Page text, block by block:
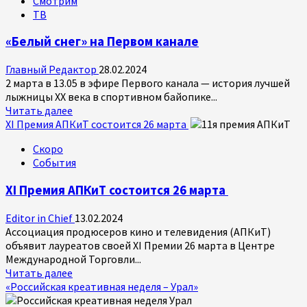
Урал»
ТВ
«Белый снег» на Первом канале
Главный Редактор 28.02.2024
2 марта в 13.05 в эфире Первого канала — история лучшей
лыжницы XX века в спортивном байопике...
Читать далее
больше
снег»
Первом
XI Премия АПКиТ состоится 26 марта
Скоро
События
XI Премия АПКиТ состоится 26 марта
Editor in Chief 13.02.2024
Ассоциация продюсеров кино и телевидения (АПКиТ)
объявит лауреатов своей XI Премии 26 марта в Центре
Международной Торговли...
Читать далее
больше
о
«Российская креативная неделя – Урал»